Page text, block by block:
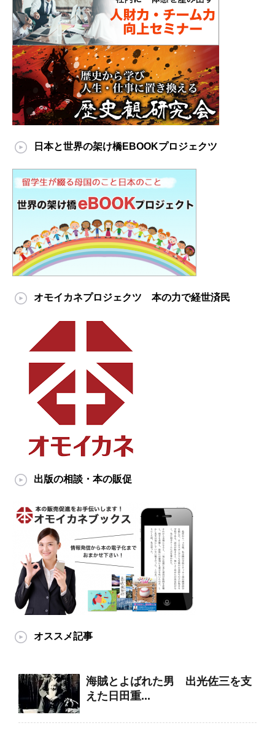
日本と世界の架け橋EBOOKプロジェクツ
オモイカネプロジェクツ 本の力で経世済民
出版の相談・本の販促
オススメ記事
海賊とよばれた男 出光佐三を支
えた日田重...